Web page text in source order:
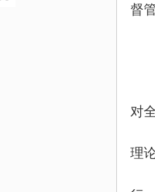
督
对
理